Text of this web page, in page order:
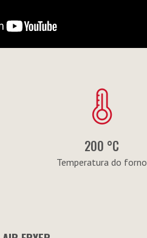
200 °C
Temperatura do forno